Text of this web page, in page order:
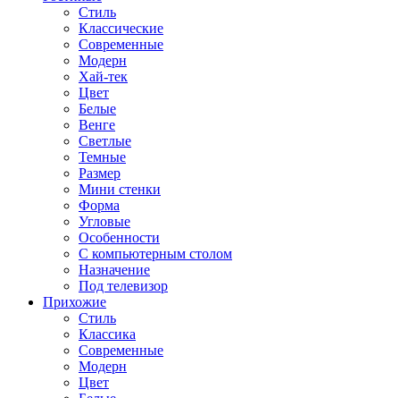
Стиль
Классические
Современные
Модерн
Хай-тек
Цвет
Белые
Венге
Светлые
Темные
Размер
Мини стенки
Форма
Угловые
Особенности
С компьютерным столом
Назначение
Под телевизор
Прихожие
Стиль
Классика
Современные
Модерн
Цвет